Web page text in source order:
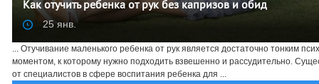
Как отучить ребенка от рук без капризов и обид
25 янв.
... Отучивание маленького ребенка от рук является достаточно тонким
моментом, к которому нужно подходить взвешенно и рассудительно.
от специалистов в сфере воспитания ребенка для ...